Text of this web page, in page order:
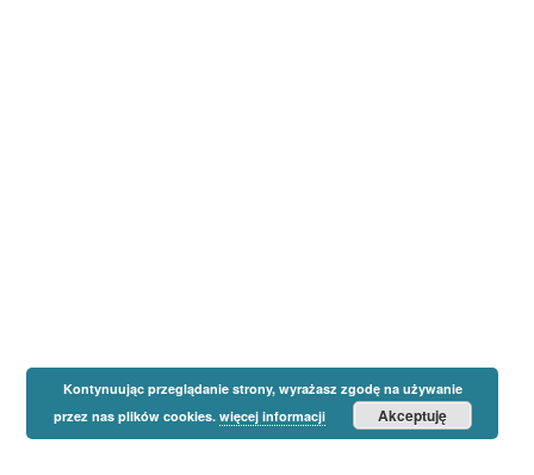
Kontynuując przeglądanie strony, wyrażasz zgodę na używanie
przez nas plików cookies. więcej informacji Akceptuję